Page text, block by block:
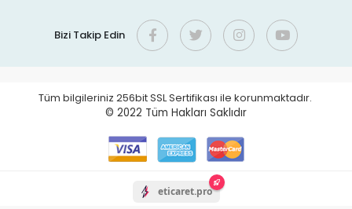
Bizi Takip Edin
Tüm bilgileriniz 256bit SSL Sertifikası ile korunmaktadır.
© 2022 Tüm Hakları Saklıdır
eticaret.pro